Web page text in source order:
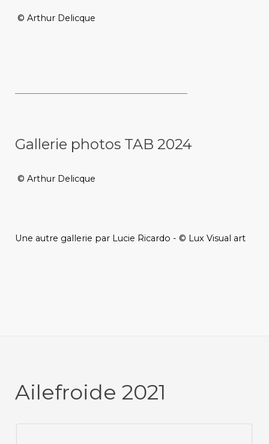
© Arthur Delicque
Gallerie photos TAB 2024
© Arthur Delicque
Une autre gallerie par Lucie Ricardo - © Lux Visual art
Ailefroide 2021